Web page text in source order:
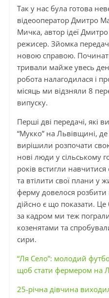
Так у нас була готова
відеооператор Дмитро
Мичка, автор ідеї
режисер. Зйомка
новою справою.
тривали майже увесь
робота налагодилася і
місяць ми відзняли 8
випуску.
Перші дві передачі, які
“Мукко” на Львівщині,
вирішили розпочати
нові люди у сільському
років встигли
та втілити свої плани у
ферму довелося
дійсно є що показати. Це
за кадром ми теж
козенятами та
сири.
“Ля Село”: молодий
щоб стати фермером на
25-річна дівчина